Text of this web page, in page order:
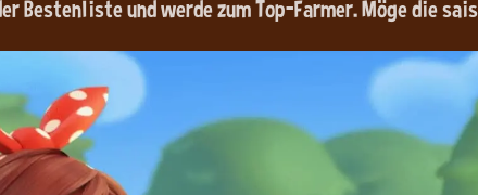
Bestenliste und werde zum Top-Farmer. Möge die